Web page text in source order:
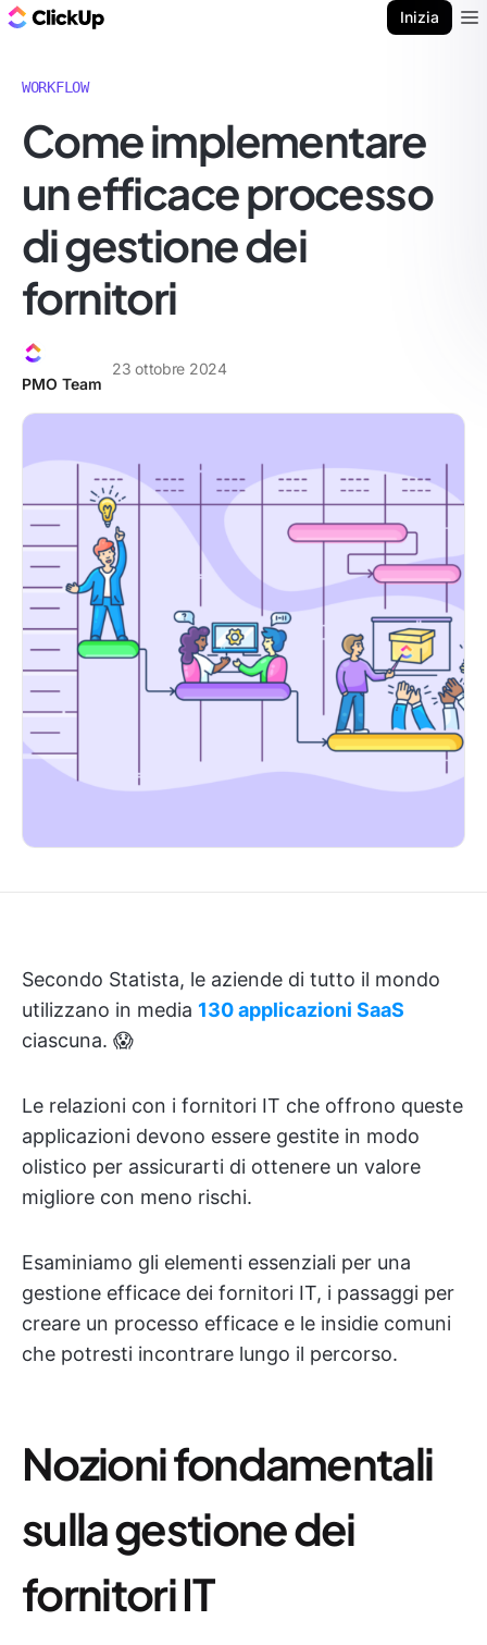
Inizia
WORKFLOW
Come implementare
un efficace processo
di gestione dei
fornitori
PMO Team
23 ottobre 2024
Secondo Statista, le aziende di tutto il mondo
utilizzano in media 130 applicazioni SaaS
ciascuna. 😱
Le relazioni con i fornitori IT che offrono queste
applicazioni devono essere gestite in modo
olistico per assicurarti di ottenere un valore
migliore con meno rischi.
Esaminiamo gli elementi essenziali per una
gestione efficace dei fornitori IT, i passaggi per
creare un processo efficace e le insidie comuni
che potresti incontrare lungo il percorso.
Nozioni fondamentali
sulla gestione dei
fornitori IT